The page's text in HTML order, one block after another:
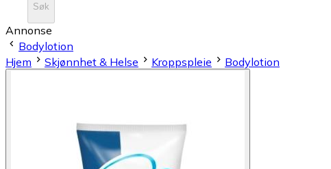
Søk
Annonse
Bodylotion
Hjem
Skjønnhet & Helse Kroppspleie Bodylotion